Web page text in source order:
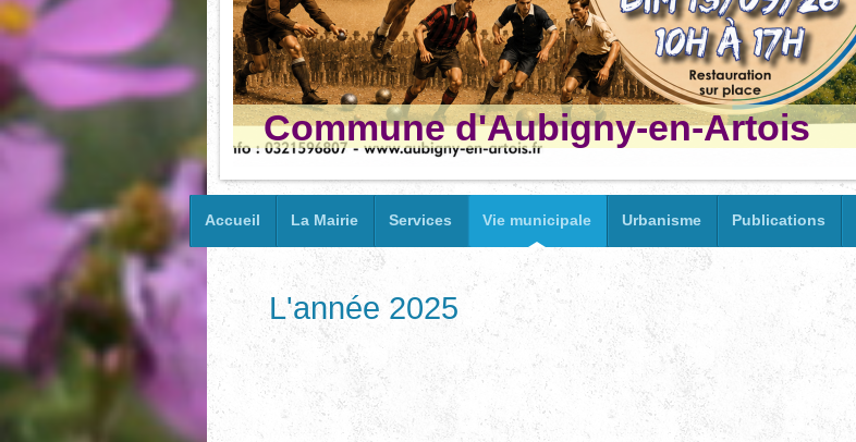
Commune d'Aubigny-en-Artois
Accueil La Mairie Services Vie municipale Urbanisme Publications
L'année 2025